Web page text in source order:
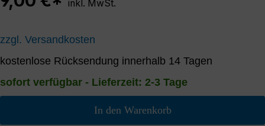
inkl. MwSt.
zzgl. Versandkosten
kostenlose Rücksendung innerhalb 14 Tagen
sofort verfügbar - Lieferzeit: 2-3 Tage
In den Warenkorb